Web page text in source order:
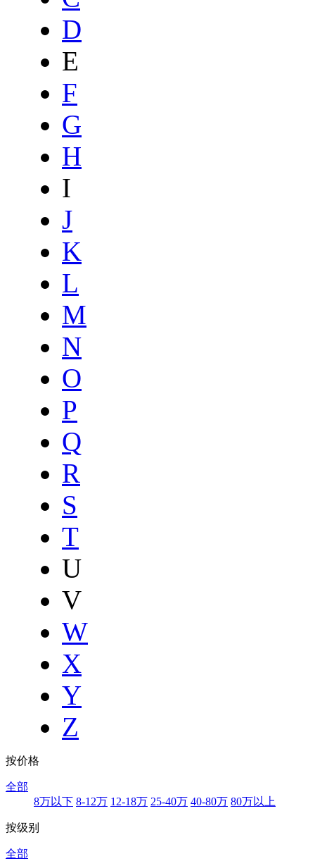
D
E
F
G
H
I
J
K
L
M
N
O
P
Q
R
S
T
U
V
W
X
Y
Z
按价格
全部
8万以下 8-12万 12-18万 25-40万 40-80万 80万以上
按级别
全部